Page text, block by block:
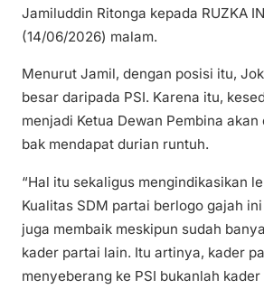
Jamiluddin Ritonga kepada RUZKA
(14/06/2026) malam.
Menurut Jamil, dengan posisi itu,
besar daripada PSI. Karena itu,
menjadi Ketua Dewan Pembina
bak mendapat durian runtuh.
“Hal itu sekaligus mengindikasikan
Kualitas SDM partai berlogo gajah
juga membaik meskipun sudah
kader partai lain. Itu artinya, kader
menyeberang ke PSI bukanlah